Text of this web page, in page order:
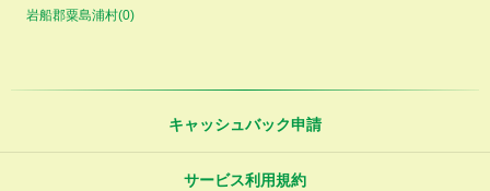
岩船郡粟島浦村(0)
キャッシュバック申請
サービス利用規約